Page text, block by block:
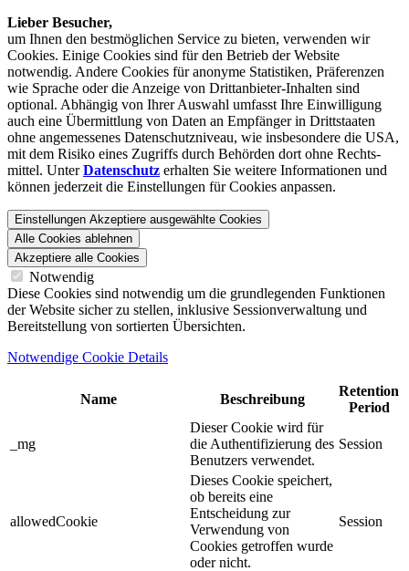
Lieber Besucher,
um Ihnen den best­möglichen Service zu bieten, verwenden wir
Cookies. Einige Cookies sind für den Betrieb der Website
notwendig. Andere Cookies für anonyme Statistiken, Präferenzen
wie Sprache oder die Anzeige von Dritt­anbieter-Inhalten sind
optional. Abhängig von Ihrer Auswahl umfasst Ihre Einwilligung
auch eine Übermittlung von Daten an Empfänger in Drittstaaten
ohne angemessenes Daten­schutz­niveau, wie insbesondere die USA,
mit dem Risiko eines Zugriffs durch Behörden dort ohne Rechts­
mittel. UnterDatenschutz erhalten Sie weitere Informationen und
können jederzeit die Einstellungen für Cookies anpassen.
Einstellungen Akzeptiere ausgewählte Cookies
Alle Cookies ablehnen
Akzeptiere alle Cookies
Notwendig
Diese Cookies sind notwendig um die grundlegenden Funktionen
der Website sicher zu stellen, inklusive Sessionverwaltung und
Bereitstellung von sortierten Übersichten.
Notwendige Cookie Details
Name Beschreibung
Retention
Period
_mg
Dieser Cookie wird für
die Authentifizierung des
Benutzers verwendet.
Session
allowedCookie
Dieses Cookie speichert,
ob bereits eine
Entscheidung zur
Verwendung von
Cookies getroffen wurde
oder nicht.
Session